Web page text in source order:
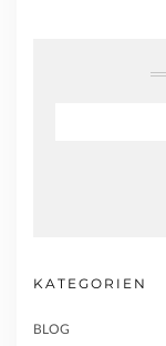
KATEGORIEN
BLOG